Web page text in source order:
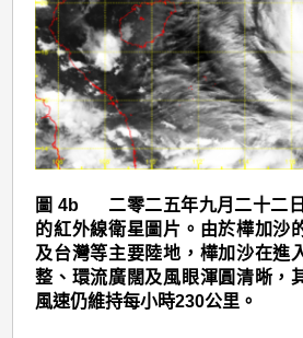
圖
4b
圖 4b 二零二五年九月二十二
的紅外線衛星圖片。由於樺加沙
及台灣等主要陸地，樺加沙在進
整、環流廣闊及風眼渾圓清晰，
風速仍維持每小時230公里。